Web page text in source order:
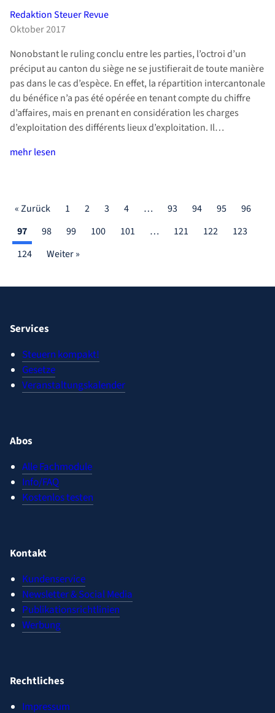
Redaktion Steuer Revue
Oktober 2017
Nonobstant le ruling conclu entre les parties, l’octroi d’un
préciput au canton du siège ne se justifierait de toute manière
pas dans le cas d’espèce. En effet, la répartition intercantonale
du bénéfice n’a pas été opérée en tenant compte du chiffre
d’affaires, mais en prenant en considération les charges
d’exploitation des différents lieux d’exploitation. Il…
mehr lesen
« Zurück 1 2 3 4 … 93 94 95
96
97
98 99 100 101 … 121 122
123
124
Weiter »
Services
Steuern kompakt!
Gesetze
Veranstaltungskalender
Abos
Alle Fachmodule
Info/FAQ
Kostenlos testen
Kontakt
Kundenservice
Newsletter & Social Media
Publikationsrichtlinien
Werbung
Rechtliches
Impressum